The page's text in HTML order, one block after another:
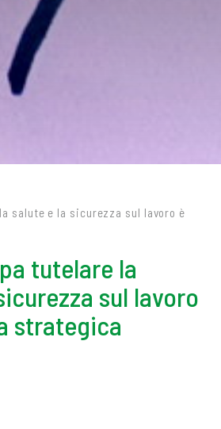
salute e la sicurezza sul lavoro è
tutelare la
sul lavoro
strategica